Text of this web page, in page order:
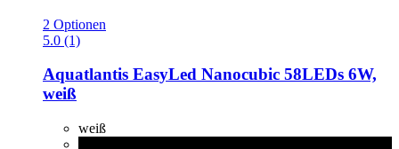
2 Optionen
5.0 (1)
Aquatlantis EasyLed Nanocubic 58LEDs 6W,
weiß
weiß